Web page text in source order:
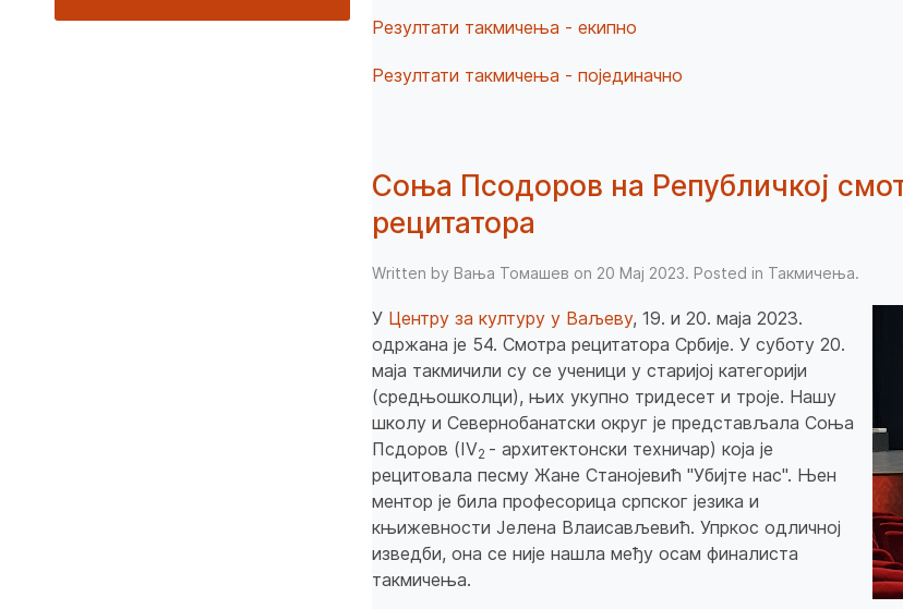
Резултати такмичења - екипно
Резултати такмичења - појединачно
Соња Псодоров на Републичкој
рецитатора
Written by Вања Томашев on 20 Мај 2023. Posted in Такмичења.
У Центру за културу у Ваљеву, 19. и 20. маја 2023.
одржана је 54. Смотра рецитатора Србије. У суботу 20.
маја такмичили су се ученици у старијој категорији
(средњошколци), њих укупно тридесет и троје. Нашу
школу и Севернобанатски округ је представљала Соња
Псдоров (IV2 - архитектонски техничар) која је
рецитовала песму Жане Станојевић "Убијте нас". Њен
ментор је била професорица српског језика и
књижевности Јелена Влаисављевић. Упркос одличној
изведби, она се није нашла међу осам финалиста
такмичења.